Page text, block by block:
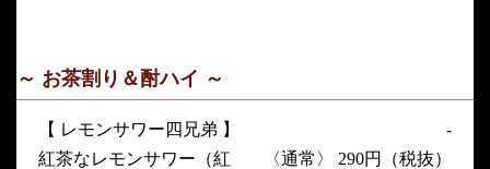
～ お茶割り＆酎ハイ ～
【 レモンサワー四兄弟 】
-
紅茶なレモンサワー（紅
〈通常〉 290円（税抜）